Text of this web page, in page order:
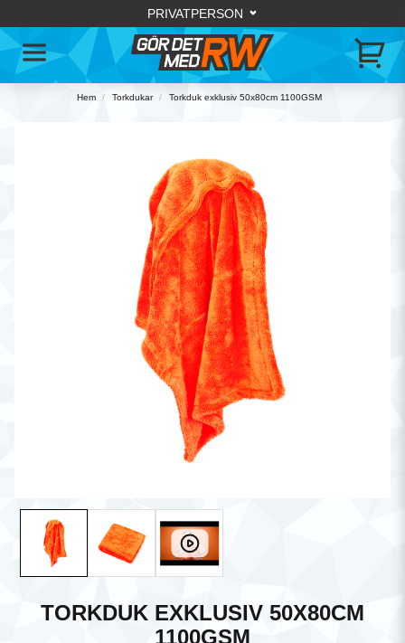
Hem Torkdukar Torkduk exklusiv 50x80cm 1100GSM
TORKDUK EXKLUSIV 50X80CM
1100GSM